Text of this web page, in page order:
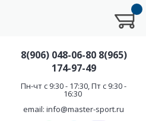
8(906) 048-06-80 8(965)
174-97-49
Пн-чт с 9:30 - 17:30, Пт с 9:30 -
16:30
email: info@master-sport.ru